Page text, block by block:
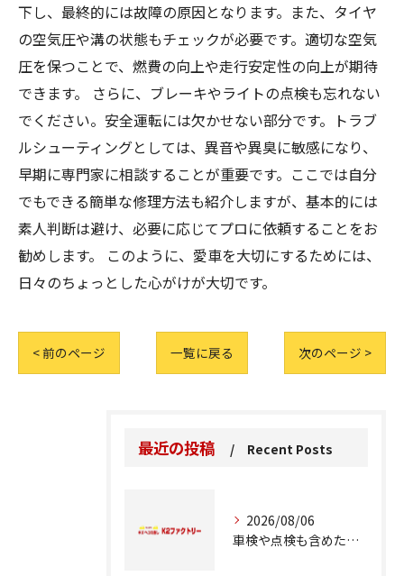
下し、最終的には故障の原因となります。また、タイヤ
の空気圧や溝の状態もチェックが必要です。適切な空気
圧を保つことで、燃費の向上や走行安定性の向上が期待
できます。 さらに、ブレーキやライトの点検も忘れない
でください。安全運転には欠かせない部分です。トラブ
ルシューティングとしては、異音や異臭に敏感になり、
早期に専門家に相談することが重要です。ここでは自分
でもできる簡単な修理方法も紹介しますが、基本的には
素人判断は避け、必要に応じてプロに依頼することをお
勧めします。 このように、愛車を大切にするためには、
日々のちょっとした心がけが大切です。
< 前のページ 一覧に戻る 次のページ >
最近の投稿 Recent Posts
2026/08/06
車検や点検も含めた車修理の重要ポイント解説